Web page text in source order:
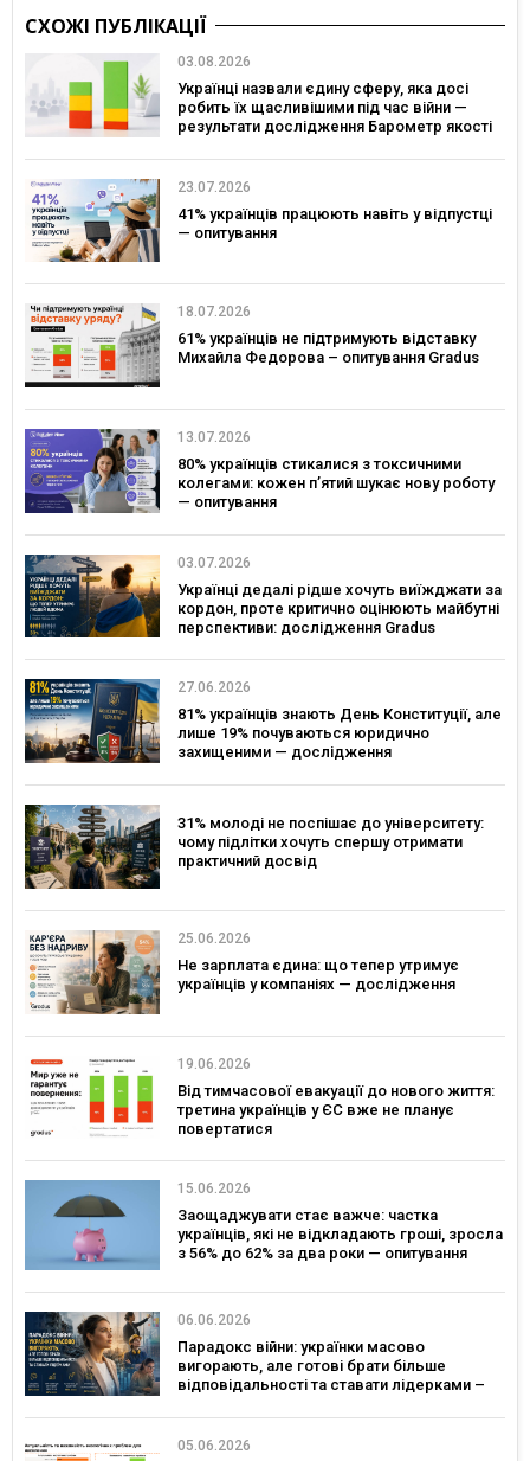
СХОЖІ ПУБЛІКАЦІЇ
03.08.2026
Українці назвали єдину сферу, яка досі
робить їх щасливішими під час війни —
результати дослідження Барометр якості
23.07.2026
41% українців працюють навіть у відпустці
— опитування
18.07.2026
61% українців не підтримують відставку
Михайла Федорова – опитування Gradus
13.07.2026
80% українців стикалися з токсичними
колегами: кожен п’ятий шукає нову роботу
— опитування
03.07.2026
Українці дедалі рідше хочуть виїжджати за
кордон, проте критично оцінюють майбутні
перспективи: дослідження Gradus
27.06.2026
81% українців знають День Конституції, але
лише 19% почуваються юридично
захищеними — дослідження
31% молоді не поспішає до університету:
чому підлітки хочуть спершу отримати
практичний досвід
25.06.2026
Не зарплата єдина: що тепер утримує
українців у компаніях — дослідження
19.06.2026
Від тимчасової евакуації до нового життя:
третина українців у ЄС вже не планує
повертатися
15.06.2026
Заощаджувати стає важче: частка
українців, які не відкладають гроші, зросла
з 56% до 62% за два роки — опитування
06.06.2026
Парадокс війни: українки масово
вигорають, але готові брати більше
відповідальності та ставати лідерками –
05.06.2026